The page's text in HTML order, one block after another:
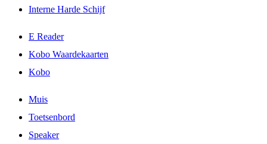
Interne Harde Schijf
E Reader
Kobo Waardekaarten
Kobo
Muis
Toetsenbord
Speaker